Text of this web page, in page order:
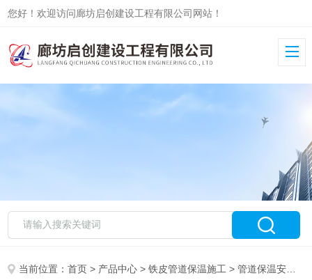
您好！欢迎访问廊坊启创建设工程有限公司网站！
当前位置：首页 > 产品中心 >铁皮管道保温施工 >管道保温安装